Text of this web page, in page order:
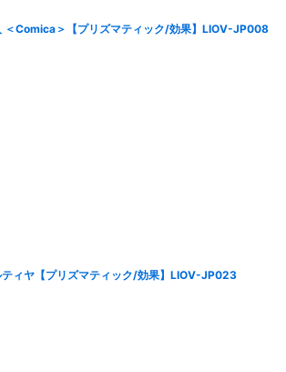
＜Comica＞【プリズマティック/効果】LIOV-JP008
ティヤ【プリズマティック/効果】LIOV-JP023